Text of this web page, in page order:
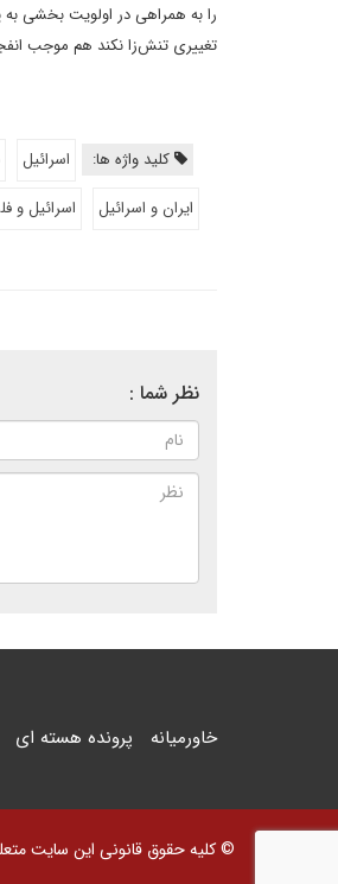
را به همراهی در اولویت بخشی
تغییری تنش‌زا نکند هم موجب
کلید واژه ها: اسرائیل
ایران و اسرائیل
اسرائیل و
نظر شما :
خاورمیانه پرونده هسته ای
© کلیه حقوق قانونی این سایت